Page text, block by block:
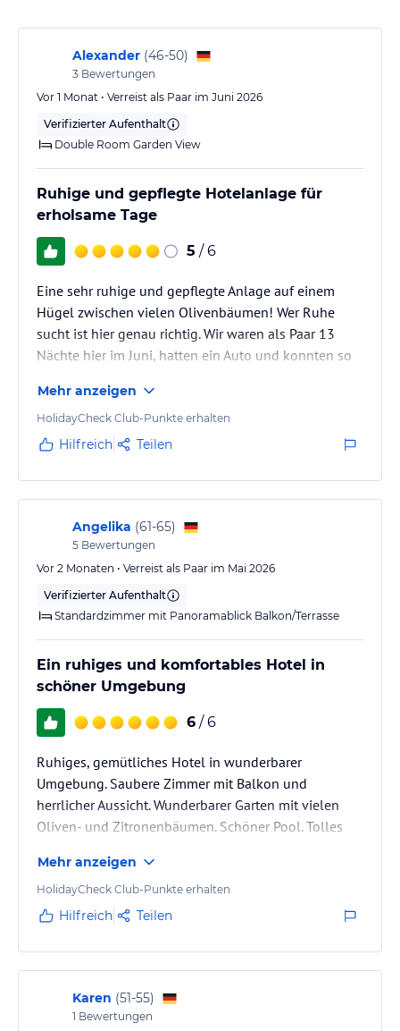
Hoteliers-/Veranstalter-/Kataloginformationen. Alle Angaben
ohne Gewähr und ohne Prüfung durch HolidayCheck. Bitte
lies vor der Buchung die verbindlichen Angebotsdetails
Alexander (46-50)
3 Bewertungen
Vor 1 Monat • Verreist als Paar im Juni 2026
Verifizierter Aufenthalt
Double Room Garden View
Ruhige und gepflegte Hotelanlage für
erholsame Tage
5 / 6
Eine sehr ruhige und gepflegte Anlage auf einem
Hügel zwischen vielen Olivenbäumen! Wer Ruhe
sucht ist hier genau richtig. Wir waren als Paar 13
Nächte hier im Juni, hatten ein Auto und konnten so
schönes Aufenthalt im Nefeli. Wir können das Hotel
auf jeden Fall weiterempfehlen!
Mehr anzeigen
HolidayCheck Club-Punkte erhalten
Hilfreich Teilen
Angelika (61-65)
5 Bewertungen
Vor 2 Monaten • Verreist als Paar im Mai 2026
Verifizierter Aufenthalt
Standardzimmer mit Panoramablick Balkon/Terrasse
Ein ruhiges und komfortables Hotel in
schöner Umgebung
6 / 6
Ruhiges, gemütliches Hotel in wunderbarer
Umgebung. Saubere Zimmer mit Balkon und
herrlicher Aussicht. Wunderbarer Garten mit vielen
Oliven- und Zitronenbäumen. Schöner Pool. Tolles
Mehr anzeigen
HolidayCheck Club-Punkte erhalten
Hilfreich Teilen
Karen (51-55)
1 Bewertungen